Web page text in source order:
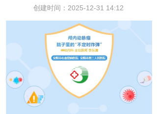
名医风采
心血管内科
创建时间： 2025-12-31 14:12